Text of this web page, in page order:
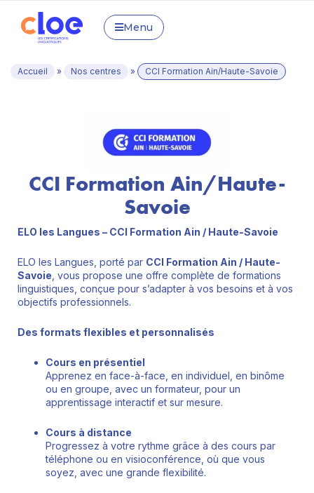
Menu
Accueil » Nos centres » CCI Formation Ain/Haute-Savoie
CCI Formation Ain/Haute-
Savoie
ELO les Langues – CCI Formation Ain / Haute-Savoie
ELO les Langues, porté par CCI Formation Ain / Haute-
Savoie , vous propose une offre complète de formations
linguistiques, conçue pour s’adapter à vos besoins et à vos
objectifs professionnels.
Des formats flexibles et personnalisés
Cours en présentiel
Apprenez en face-à-face, en individuel, en binôme
ou en groupe, avec un formateur, pour un
apprentissage interactif et sur mesure.
Cours à distance
Progressez à votre rythme grâce à des cours par
téléphone ou en visioconférence, où que vous
soyez, avec une grande flexibilité.